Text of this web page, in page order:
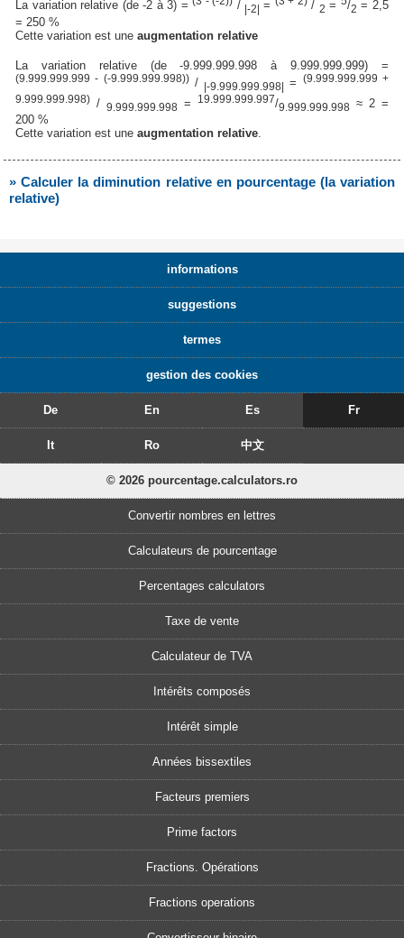
La variation relative (de -2 à 3) = / |-2| = / 2 = /2 = 2,5
= 250 %
Cette variation est uneaugmentation relative
La variation relative (de -9.999.999.998 à 9.999.999.999) =
(9.999.999.999 - (-9.999.999.998))/ |-9.999.999.998| = (9.999.999.999 +
9.999.999.998) /9.999.999.998 = 19.999.999.997/9.999.999.998 ≈ 2 =
200 %
Cette variation est uneaugmentation relative.
» Calculer la diminution relative en pourcentage (la variation
relative)
informations
suggestions
termes
gestion des cookies
De En Es Fr
It Ro 中文
© 2026 pourcentage.calculators.ro
Convertir nombres en lettres
Calculateurs de pourcentage
Percentages calculators
Taxe de vente
Calculateur de TVA
Intérêts composés
Intérêt simple
Années bissextiles
Facteurs premiers
Prime factors
Fractions. Opérations
Fractions operations